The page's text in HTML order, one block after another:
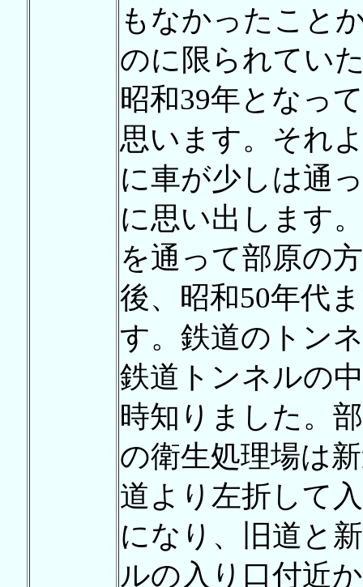
もなかったこと
のに限られてい
昭和39年となっ
思います。それ
に車が少しは通
に思い出します
を通って部原の
後、昭和50年代
す。鉄道のトン
鉄道トンネルの
時知りました。
の衛生処理場は
道より左折して
になり、旧道と
ルの入り口付近